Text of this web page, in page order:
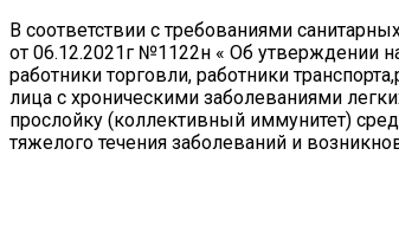
В соответствии с требованиями
от 06.12.2021г №1122н « Об утверждении
работники торговли, работники
лица с хроническими заболеваниями
прослойку (коллективный иммунитет)
тяжелого течения заболеваний и